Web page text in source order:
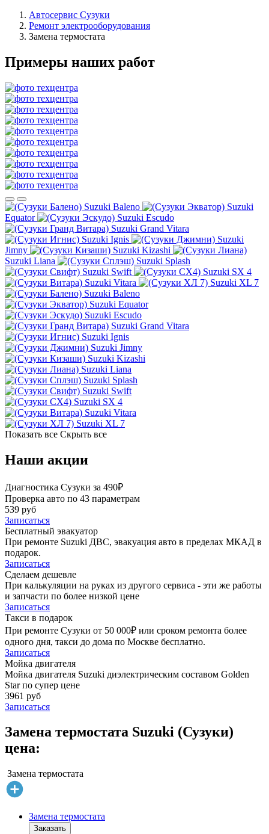
Автосервис Сузуки
Ремонт электрооборудования
Замена термостата
Примеры наших работ
Suzuki Baleno
Suzuki
Equator
Suzuki Escudo
Suzuki Grand Vitara
Suzuki Ignis
Suzuki
Jimny
Suzuki Kizashi
Suzuki Liana
Suzuki Splash
Suzuki Swift
Suzuki SX 4
Suzuki Vitara
Suzuki XL 7
Suzuki Baleno
Suzuki Equator
Suzuki Escudo
Suzuki Grand Vitara
Suzuki Ignis
Suzuki Jimny
Suzuki Kizashi
Suzuki Liana
Suzuki Splash
Suzuki Swift
Suzuki SX 4
Suzuki Vitara
Suzuki XL 7
Показать все Скрыть все
Наши акции
Диагностика Сузуки за 490₽
Проверка авто по 43 параметрам
539 руб
Записаться
Бесплатный эвакуатор
При ремонте Suzuki ДВС, эвакуация авто в пределах МКАД в
подарок.
Записаться
Сделаем дешевле
При калькуляции на руках из другого сервиса - эти же работы
и запчасти по более низкой цене
Записаться
Такси в подарок
При ремонте Сузуки от 50 000₽ или сроком ремонта более
одного дня, такси до дома по Москве бесплатно.
Записаться
Мойка двигателя
Мойка двигателя Suzuki диэлектрическим составом Golden
Star по супер цене
3961 руб
Записаться
Замена термостата Suzuki (Сузуки)
цена:
Замена термостата
Замена термостата
Заказать